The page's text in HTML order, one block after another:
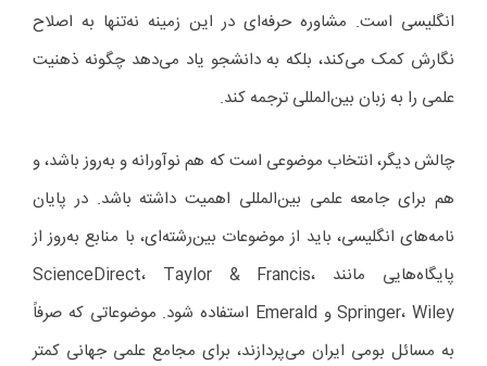
انگلیسی است. مشاوره حرفه‌ای در این زمینه نه‌تنها به اصلاح
نگارش کمک می‌کند، بلکه به دانشجو یاد می‌دهد چگونه ذهنیت
علمی را به زبان بین‌المللی ترجمه کند.
چالش دیگر، انتخاب موضوعی است که هم نوآورانه و به‌روز باشد، و
هم برای جامعه علمی بین‌المللی اهمیت داشته باشد. در پایان
نامه‌های انگلیسی، باید از موضوعات بین‌رشته‌ای، با منابع به‌روز از
پایگاه‌هایی مانند ScienceDirect، Taylor & Francis،
Springer، Wiley و Emerald استفاده شود. موضوعاتی که صرفاً
به مسائل بومی ایران می‌پردازند، برای مجامع علمی جهانی کمتر